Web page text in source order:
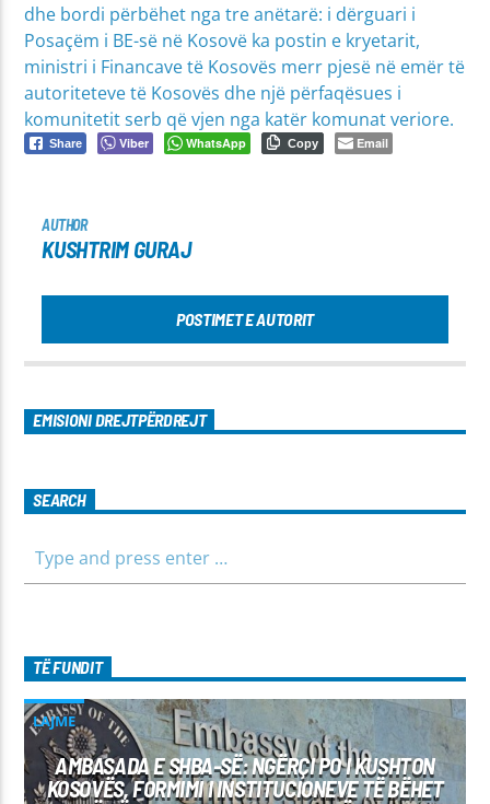
dhe bordi përbëhet nga tre anëtarë: i dërguari i
Posaçëm i BE-së në Kosovë ka postin e kryetarit,
ministri i Financave të Kosovës merr pjesë në emër të
autoriteteve të Kosovës dhe një përfaqësues i
komunitetit serb që vjen nga katër komunat veriore.
Share Viber WhatsApp Copy Email
AUTHOR
KUSHTRIM GURAJ
POSTIMET E AUTORIT
EMISIONI DREJTPËRDREJT
SEARCH
TË FUNDIT
LAJME
AMBASADA E SHBA-SË: NGËRÇI PO I KUSHTON
KOSOVËS, FORMIMI I INSTITUCIONEVE TË BËHET